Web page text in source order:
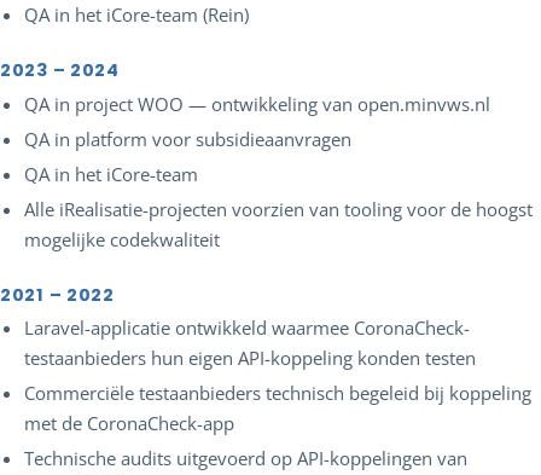
QA in het iCore-team (Rein)
2023 – 2024
QA in project WOO — ontwikkeling van open.minvws.nl
QA in platform voor subsidieaanvragen
QA in het iCore-team
Alle iRealisatie-projecten voorzien van tooling voor de hoogst
mogelijke codekwaliteit
2021 – 2022
Laravel-applicatie ontwikkeld waarmee CoronaCheck-
testaanbieders hun eigen API-koppeling konden testen
Commerciële testaanbieders technisch begeleid bij koppeling
met de CoronaCheck-app
Technische audits uitgevoerd op API-koppelingen van